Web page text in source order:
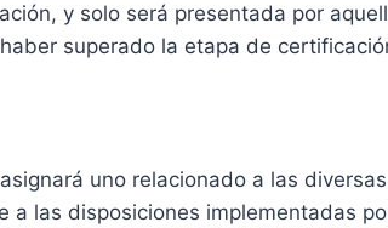
y solo será presentada por
superado la etapa de
uno relacionado a las
las disposiciones implementadas